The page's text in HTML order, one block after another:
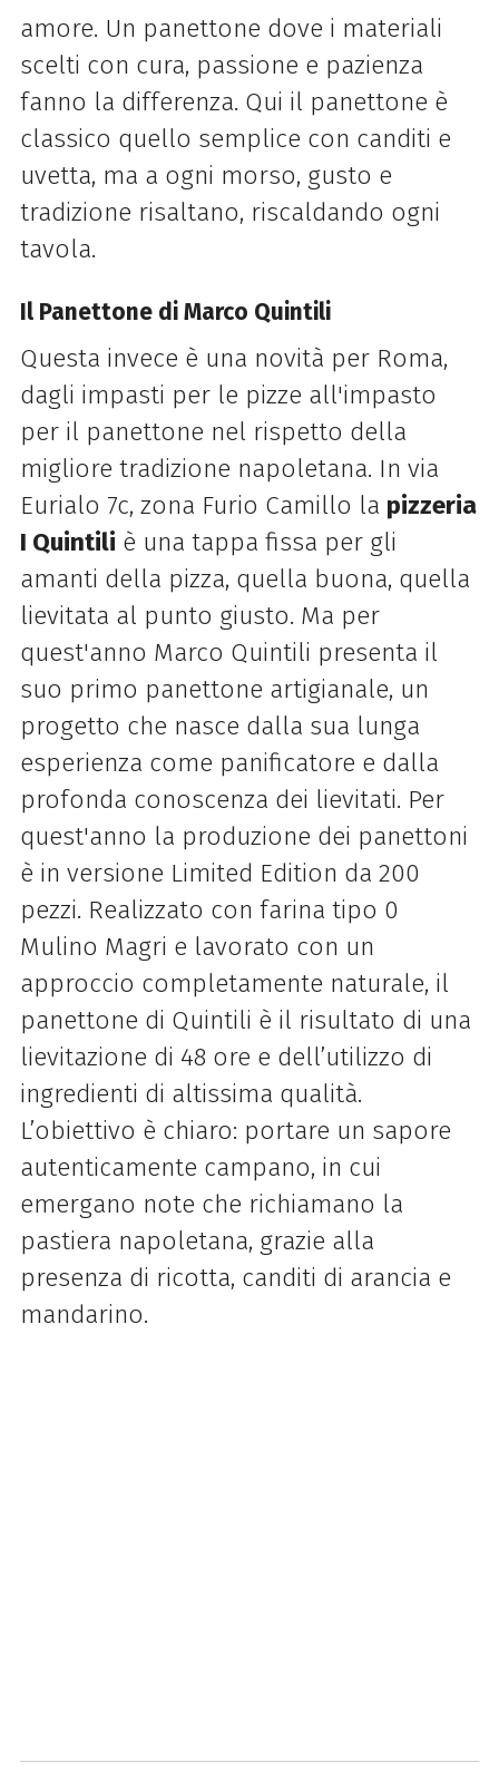
amore. Un panettone dove i materiali
scelti con cura, passione e pazienza
fanno la differenza. Qui il panettone è
classico quello semplice con canditi e
uvetta, ma a ogni morso, gusto e
tradizione risaltano, riscaldando ogni
tavola.
Il Panettone di Marco Quintili
Questa invece è una novità per Roma,
dagli impasti per le pizze all'impasto
per il panettone nel rispetto della
migliore tradizione napoletana. In via
Eurialo 7c, zona Furio Camillo la pizzeria
I Quintili è una tappa fissa per gli
amanti della pizza, quella buona, quella
lievitata al punto giusto. Ma per
quest'anno Marco Quintili presenta il
suo primo panettone artigianale, un
progetto che nasce dalla sua lunga
esperienza come panificatore e dalla
profonda conoscenza dei lievitati. Per
quest'anno la produzione dei panettoni
è in versione Limited Edition da 200
pezzi. Realizzato con farina tipo 0
Mulino Magri e lavorato con un
approccio completamente naturale, il
panettone di Quintili è il risultato di una
lievitazione di 48 ore e dell’utilizzo di
ingredienti di altissima qualità.
L’obiettivo è chiaro: portare un sapore
autenticamente campano, in cui
emergano note che richiamano la
pastiera napoletana, grazie alla
presenza di ricotta, canditi di arancia e
mandarino.